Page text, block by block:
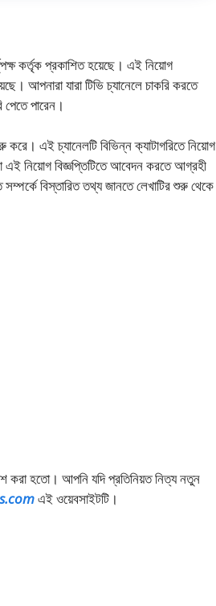
কর্তৃক প্রকাশিত হয়েছে। এই নিয়োগ
আপনারা যারা টিভি চ্যানেলে চাকরি করতে
পেতে পারেন।
এই চ্যানেলটি বিভিন্ন ক্যাটাগরিতে নিয়োগ
এই নিয়োগ বিজ্ঞপ্তিটিতে আবেদন করতে আগ্রহী
বিস্তারিত তথ্য জানতে লেখাটির শুরু থেকে
করা হতো। আপনি যদি প্রতিনিয়ত নিত্য নতুন
এই ওয়েবসাইটটি।